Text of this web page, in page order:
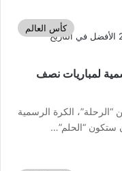
كأس العالم
الرسمية لمباريات نصف
الكرة الرسمية